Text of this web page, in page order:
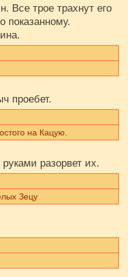
Все трое трахнут его
показанному.
проебет.
на Кацую.
разорвет их.
Зецу